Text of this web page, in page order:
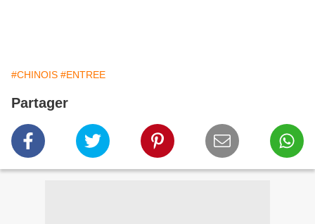
#CHINOIS #ENTREE
Partager